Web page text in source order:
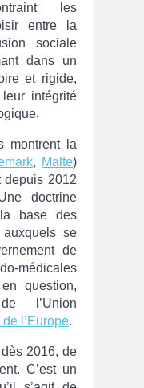
les
entre la
sociale
dans un
et rigide,
intégrité
montrent la
, Malte)
depuis 2012
doctrine
base des
auxquels se
de
médicales
question,
l’Union
l’Europe.
2016, de
C’est un